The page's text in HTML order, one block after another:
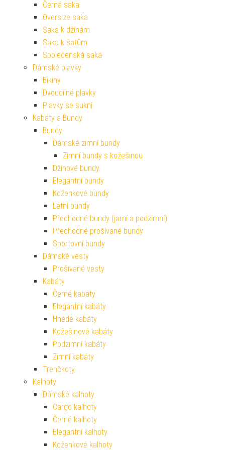
Černá saka
Oversize saka
Saka k džínám
Saka k šatům
Společenská saka
Dámské plavky
Bikiny
Dvoudílné plavky
Plavky se sukní
Kabáty a Bundy
Bundy
Dámské zimní bundy
Zimní bundy s kožešinou
Džínové bundy
Elegantní bundy
Koženkové bundy
Letní bundy
Přechodné bundy (jarní a podzimní)
Přechodné prošívané bundy
Sportovní bundy
Dámské vesty
Prošívané vesty
Kabáty
Černé kabáty
Elegantní kabáty
Hnědé kabáty
Kožešinové kabáty
Podzimní kabáty
Zimní kabáty
Trenčkoty
Kalhoty
Dámské kalhoty
Cargo kalhoty
Černé kalhoty
Elegantní kalhoty
Koženkové kalhoty